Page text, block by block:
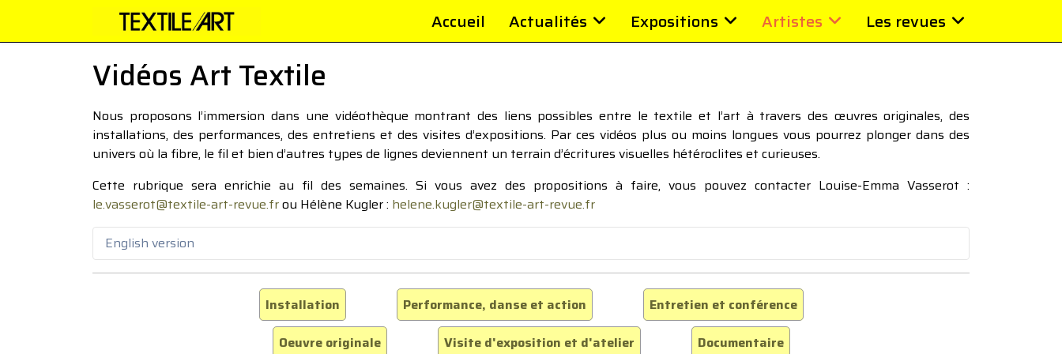
Accueil Actualités Expositions Artistes Les revues
Vidéos Art Textile
Nous proposons l’immersion dans une vidéothèque montrant des liens possibles entre le textile et l’art à travers des œuvres originales, des
installations, des performances, des entretiens et des visites d’expositions. Par ces vidéos plus ou moins longues vous pourrez plonger dans des
univers où la fibre, le fil et bien d’autres types de lignes deviennent un terrain d’écritures visuelles hétéroclites et curieuses.
Cette rubrique sera enrichie au fil des semaines. Si vous avez des propositions à faire, vous pouvez contacter Louise-Emma Vasserot :
le.vasserot@textile-art-revue.frou Hélène Kugler : helene.kugler@textile-art-revue.fr
English version
Installation Performance, danse et action
Entretien et conférence
Oeuvre originale
Visite d'exposition et d'atelier Documentaire